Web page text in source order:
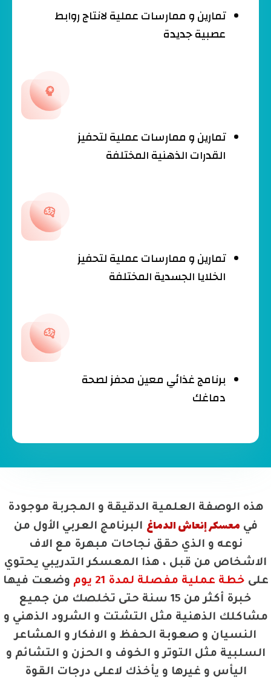
تمارين و ممارسات عملية لانتاج روابط
عصبية جديدة
تمارين و ممارسات عملية لتحفيز
القدرات الذهنية المختلفة
تمارين و ممارسات عملية لتحفيز
الخلايا الجسدية المختلفة
برنامج غذائي معين محفز لصحة
دماغك
هذه الوصفة العلمية الدقيقة و المجربة موجودة
في معسكر إنعاش الدماغ البرنامج العربي الأول من
نوعه و الذي حقق نجاحات مبهرة مع الاف
الاشخاص من قبل ، هذا المعسكر التدريبي يحتوي
على خطة عملية مفصلة لمدة 21 يوم
وضعت فيها
خبرة أكثر من 15 سنة حتى تخلصك من جميع
مشاكلك الذهنية مثل التشتت و الشرود الذهني و
النسيان و صعوبة الحفظ و الافكار و المشاعر
السلبية مثل التوتر و الخوف و الحزن و التشائم و
اليأس و غيرها و يأخذك لاعلى درجات القوة